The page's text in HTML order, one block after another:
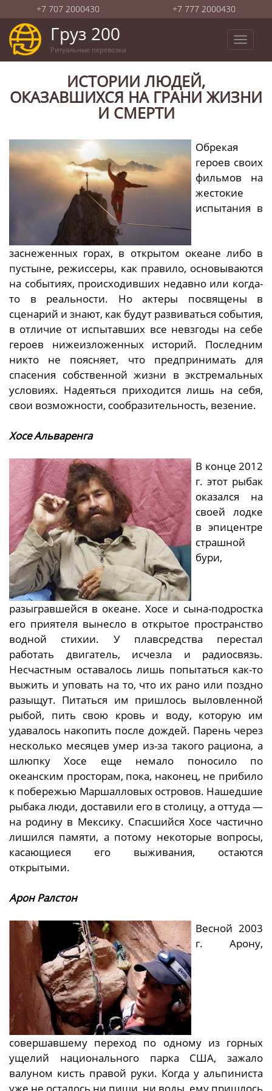
+7 707 2000430 +7 777 2000430
Toggle
Груз 200
Ритуальные перевозки
ИСТОРИИ ЛЮДЕЙ,
ОКАЗАВШИХСЯ НА ГРАНИ ЖИЗНИ
И СМЕРТИ
Обрекая
героев своих
фильмов на
жестокие
испытания в
заснеженных горах, в открытом океане либо в
пустыне, режиссеры, как правило, основываются
на событиях, происходивших недавно или когда-
то в реальности. Но актеры посвящены в
сценарий и знают, как будут развиваться события,
в отличие от испытавших все невзгоды на себе
героев нижеизложенных историй. Последним
никто не поясняет, что предпринимать для
спасения собственной жизни в экстремальных
условиях. Надеяться приходится лишь на себя,
свои возможности, сообразительность, везение.
Хосе Альваренга
В конце 2012
г. этот рыбак
оказался на
своей лодке
в эпицентре
страшной
бури,
разыгравшейся в океане. Хосе и сына-подростка
его приятеля вынесло в открытое пространство
водной стихии. У плавсредства перестал
работать двигатель, исчезла и радиосвязь.
Несчастным оставалось лишь попытаться как-то
выжить и уповать на то, что их рано или поздно
разыщут. Питаться им пришлось выловленной
рыбой, пить свою кровь и воду, которую им
удавалось накопить после дождей. Парень через
несколько месяцев умер из-за такого рациона, а
шлюпку Хосе еще немало поносило по
океанским просторам, пока, наконец, не прибило
к побережью Маршалловых островов. Нашедшие
рыбака люди, доставили его в столицу, а оттуда —
на родину в Мексику. Спасшийся Хосе частично
лишился памяти, а потому некоторые вопросы,
касающиеся его выживания, остаются
открытыми.
Арон Ралстон
Весной 2003
г. Арону,
совершавшему переход по одному из горных
ущелий национального парка США, зажало
валуном кисть правой руки. Когда у альпиниста